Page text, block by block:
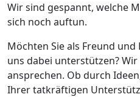
Wir sind gespannt, welche
sich noch auftun.
Möchten Sie als Freund
uns dabei unterstützen?
ansprechen. Ob durch
Ihrer tatkräftigen